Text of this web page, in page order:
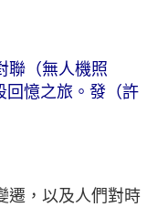
（無人機照
回憶之旅。發（許
，以及人們對時